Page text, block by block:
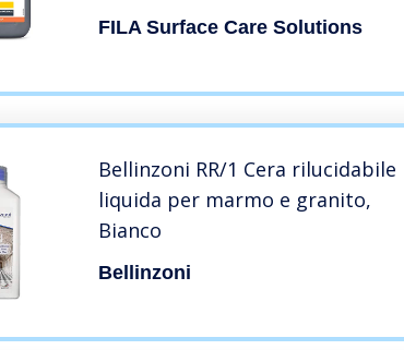
alla Superficie Un Piacevole
FILA Surface Care Solutions
Bellinzoni RR/1 Cera rilucidabile
liquida per marmo e granito,
Bianco
Bellinzoni